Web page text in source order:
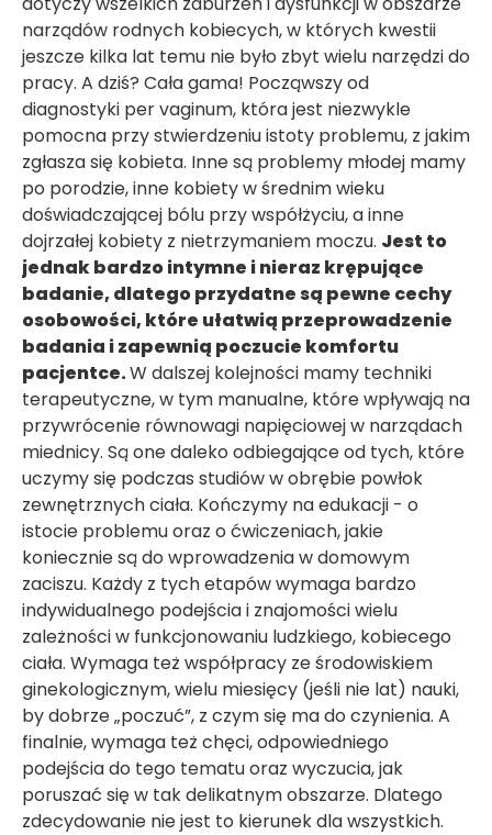
narządów rodnych kobiecych, w których kwestii
jeszcze kilka lat temu nie było zbyt wielu narzędzi do
pracy. A dziś? Cała gama! Począwszy od
diagnostyki per vaginum, która jest niezwykle
pomocna przy stwierdzeniu istoty problemu, z jakim
zgłasza się kobieta. Inne są problemy młodej mamy
po porodzie, inne kobiety w średnim wieku
doświadczającej bólu przy współżyciu, a inne
dojrzałej kobiety z nietrzymaniem moczu. Jest to
jednak bardzo intymne i nieraz krępujące
badanie, dlatego przydatne są pewne cechy
osobowości, które ułatwią przeprowadzenie
badania i zapewnią poczucie komfortu
pacjentce.W dalszej kolejności mamy techniki
terapeutyczne, w tym manualne, które wpływają na
przywrócenie równowagi napięciowej w narządach
miednicy. Są one daleko odbiegające od tych, które
uczymy się podczas studiów w obrębie powłok
zewnętrznych ciała. Kończymy na edukacji - o
istocie problemu oraz o ćwiczeniach, jakie
koniecznie są do wprowadzenia w domowym
zaciszu. Każdy z tych etapów wymaga bardzo
indywidualnego podejścia i znajomości wielu
zależności w funkcjonowaniu ludzkiego, kobiecego
ciała. Wymaga też współpracy ze środowiskiem
ginekologicznym, wielu miesięcy (jeśli nie lat) nauki,
by dobrze „poczuć”, z czym się ma do czynienia. A
finalnie, wymaga też chęci, odpowiedniego
podejścia do tego tematu oraz wyczucia, jak
poruszać się w tak delikatnym obszarze. Dlatego
zdecydowanie nie jest to kierunek dla wszystkich.